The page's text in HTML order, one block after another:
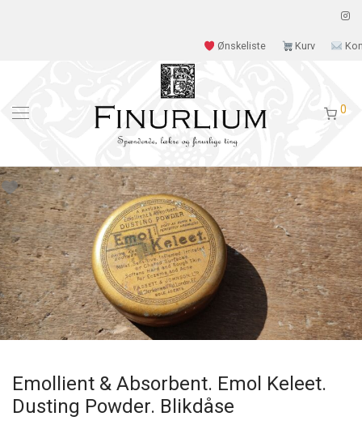
Ønskeliste Kurv
0
Emollient & Absorbent. Emol Keleet.
Dusting Powder. Blikdåse